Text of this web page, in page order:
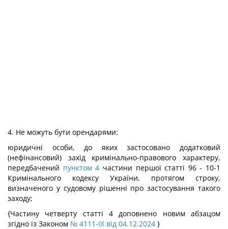
4. Не можуть бути орендарями:
юридичні особи, до яких застосовано додатковий
(нефінансовий) захід кримінально-правового характеру,
передбачений пунктом 4 частини першої статті 96 - 10-1
Кримінального кодексу України, протягом строку,
визначеного у судовому рішенні про застосування такого
заходу;
{Частину четверту статті 4 доповнено новим абзацом
згідно із Законом № 4111-IX від 04.12.2024 }